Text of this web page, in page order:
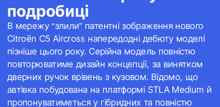
подробиці
В мережу “злили” патентні зображення нового
Citroёn C5 Aircross напередодні дебюту моделі
пізніше цього року. Серійна модель повністю
повторюватиме дизайн концепції, за винятком
дверних ручок врівень з кузовом. Відомо, що
автівка побудована на платформі STLA Medium й
пропонуватиметься у гібридних та повністю